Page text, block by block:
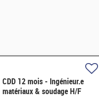
CDD 12 mois - Ingénieur.e
matériaux & soudage H/F